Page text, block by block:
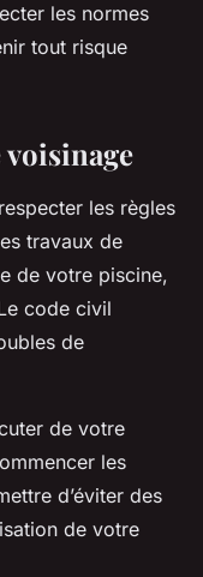
les normes
tout risque
voisinage
les règles
travaux de
de votre piscine,
code civil
de
de votre
les
d’éviter des
de votre